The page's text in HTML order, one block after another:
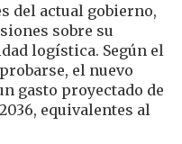
del actual gobierno,
sobre su
logística. Según el
el nuevo
gasto proyectado de
equivalentes al